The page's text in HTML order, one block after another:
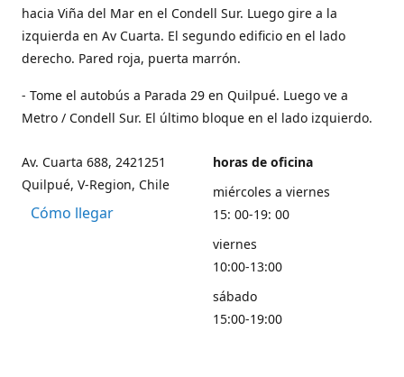
hacia Viña del Mar en el Condell Sur. Luego gire a la
izquierda en Av Cuarta. El segundo edificio en el lado
derecho. Pared roja, puerta marrón.
- Tome el autobús a Parada 29 en Quilpué. Luego ve a
Metro / Condell Sur. El último bloque en el lado izquierdo.
Av. Cuarta 688, 2421251
Quilpué, V-Region, Chile
Cómo llegar
horas de oficina
miércoles a viernes
15: 00-19: 00
viernes
10:00-13:00
sábado
15:00-19:00